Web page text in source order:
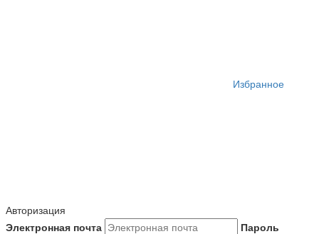
Избранное
Авторизация
Электронная почта
Пароль